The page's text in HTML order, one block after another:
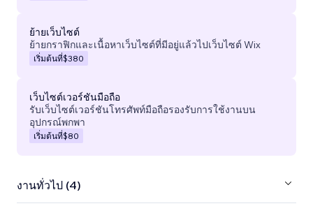
ย้ายเว็บไซต์
ย้ายกราฟิกและเนื้อหาเว็บไซต์ที่มีอยู่แล้วไปเว็บไซต์ Wix
เริ่มต้นที่$380
เว็บไซต์เวอร์ชันมือถือ
รับเว็บไซต์เวอร์ชันโทรศัพท์มือถือรองรับการใช้งานบน
อุปกรณ์พกพา
เริ่มต้นที่$80
งานทั่วไป (4)